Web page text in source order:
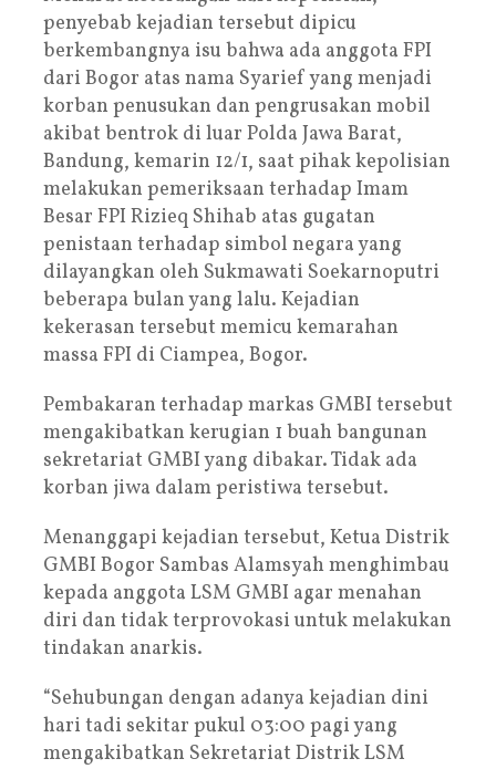
penyebab kejadian tersebut dipicu
berkembangnya isu bahwa ada anggota FPI
dari Bogor atas nama Syarief yang menjadi
korban penusukan dan pengrusakan mobil
akibat bentrok di luar Polda Jawa Barat,
Bandung, kemarin 12/1, saat pihak kepolisian
melakukan pemeriksaan terhadap Imam
Besar FPI Rizieq Shihab atas gugatan
penistaan terhadap simbol negara yang
dilayangkan oleh Sukmawati Soekarnoputri
beberapa bulan yang lalu. Kejadian
kekerasan tersebut memicu kemarahan
massa FPI di Ciampea, Bogor.
Pembakaran terhadap markas GMBI tersebut
mengakibatkan kerugian 1 buah bangunan
sekretariat GMBI yang dibakar. Tidak ada
korban jiwa dalam peristiwa tersebut.
Menanggapi kejadian tersebut, Ketua Distrik
GMBI Bogor Sambas Alamsyah menghimbau
kepada anggota LSM GMBI agar menahan
diri dan tidak terprovokasi untuk melakukan
tindakan anarkis.
“Sehubungan dengan adanya kejadian dini
hari tadi sekitar pukul 03:00 pagi yang
mengakibatkan Sekretariat Distrik LSM